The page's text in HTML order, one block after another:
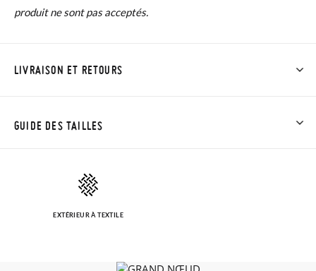
produit ne sont pas acceptés.
LIVRAISON ET RETOURS
commandes inférieures à 30 €, la livraison standard coûte
avant 15h, sinon elle sera expédiée le lendemain.
Si vos chaussures arrivent et ne correspondent pas tout à fait
GUIDE DES TAILLES
EXTÉRIEUR À TEXTILE